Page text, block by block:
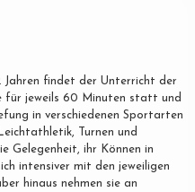
Jahren findet der Unterricht der
für jeweils 60 Minuten statt und
in verschiedenen Sportarten
Turnen und
Gelegenheit, ihr Können in
intensiver mit den jeweiligen
hinaus nehmen sie an